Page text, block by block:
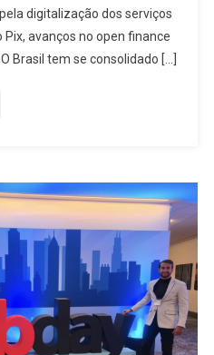
digitalização dos serviços
avanços no open finance
Brasil tem se consolidado […]